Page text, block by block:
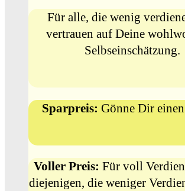
Für alle, die wenig
vertrauen auf Deine
Selbseinschätzung.
Sparpreis: Gönne Dir
Voller Preis: Für voll
diejenigen, die weniger